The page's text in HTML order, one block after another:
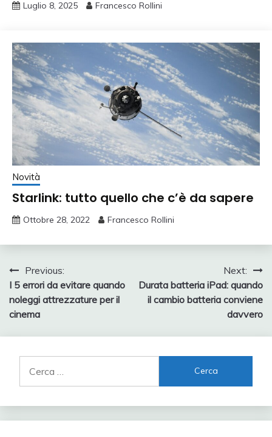
Luglio 8, 2025 Francesco Rollini
Novità
Starlink: tutto quello che c’è da sapere
Ottobre 28, 2022 Francesco Rollini
Navigazione
articoli
Previous:
I 5 errori da evitare quando
noleggi attrezzature per il
cinema
Next:
Durata batteria iPad: quando
il cambio batteria conviene
davvero
per: